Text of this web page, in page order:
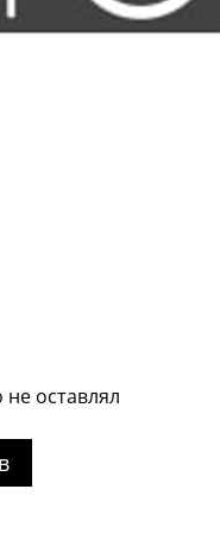
оставлял